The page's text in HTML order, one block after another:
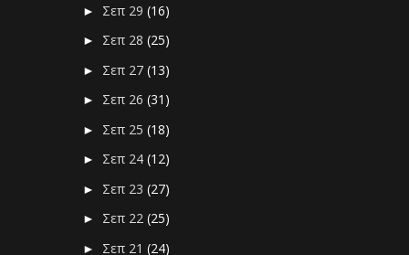
► Σεπ 29(16)
► Σεπ 28(25)
► Σεπ 27(13)
► Σεπ 26(31)
► Σεπ 25(18)
► Σεπ 24(12)
► Σεπ 23(27)
► Σεπ 22(25)
► Σεπ 21(24)